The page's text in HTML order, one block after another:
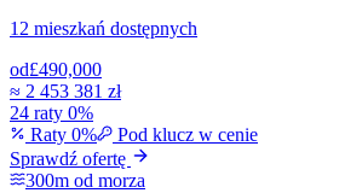
12 mieszkań dostępnych
od£490,000
≈ 2 453 381 zł
24 raty 0%
Raty 0%
Pod klucz w cenie
Sprawdź ofertę
300m od morza